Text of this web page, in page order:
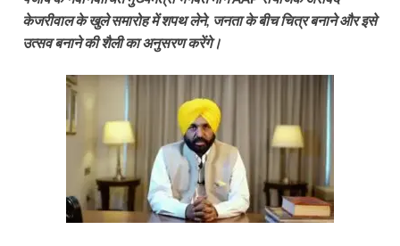
at
s
A
p
p
e
b
o
o
k
itt
er
ail nt
Fr
ie
n
dl
y
e
a
m
p
Li
k
ar
केजरीवाल के खुले समारोह में शपथ लेने, जनता के बीच चित्र बनाने और इसे
उत्सव बनाने की शैली का अनुसरण करेंगे।